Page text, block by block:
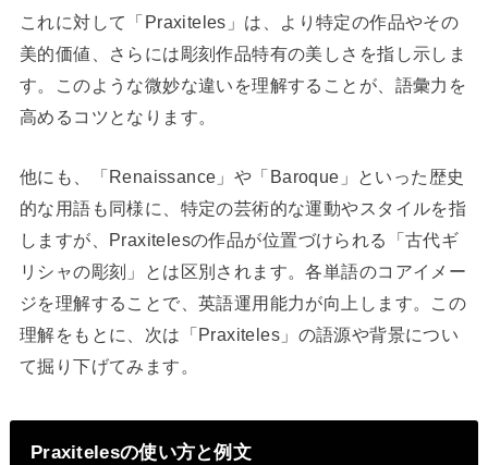
これに対して「Praxiteles」は、より特定の作品やその
美的価値、さらには彫刻作品特有の美しさを指し示しま
す。このような微妙な違いを理解することが、語彙力を
高めるコツとなります。
他にも、「Renaissance」や「Baroque」といった歴史
的な用語も同様に、特定の芸術的な運動やスタイルを指
しますが、Praxitelesの作品が位置づけられる「古代ギ
リシャの彫刻」とは区別されます。各単語のコアイメー
ジを理解することで、英語運用能力が向上します。この
理解をもとに、次は「Praxiteles」の語源や背景につい
て掘り下げてみます。
Praxitelesの使い方と例文